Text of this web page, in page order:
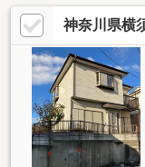
＝＝＝＝＝＝＝＝＝＝
心、一人ひとりとのご
るシーエイドは「
い・手助け（AID）を
(リフォーム)】・【保
籍しております。
神奈川県横